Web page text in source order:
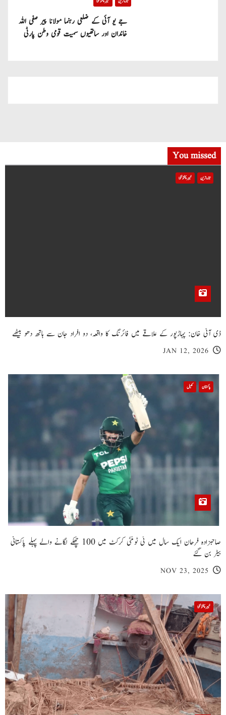
جے یو آئی کے ضلعی رہنما مولانا پیر صفی اللہ
خاندان اور ساتھیوں سمیت قومی وطن پارٹی
You missed
تازہ ترین خیبر پختونخوا
ڈی آئی خان: پہاڑپور کے علاقے میں فائرنگ کا واقعہ، دو افراد جان سے ہاتھ دھو بیٹھے
JAN 12, 2026
پاکستان کھیل
صاحبزادہ فرحان ایک سال میں ٹی ٹوئنٹی کرکٹ میں 100 چھکے لگانے والے پہلے پاکستانی
بیٹر بن گئے
NOV 23, 2025
خیبر پختونخوا